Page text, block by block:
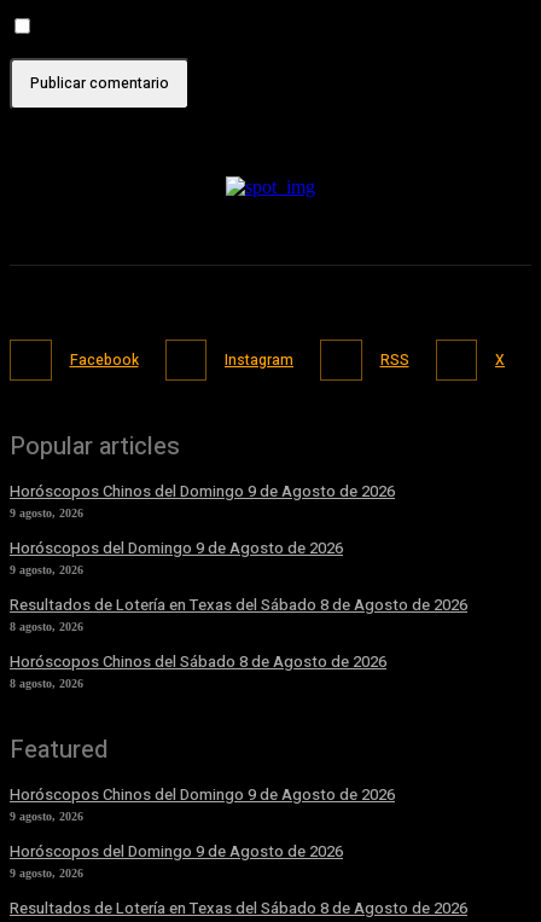
Facebook Instagram RSS X
Popular articles
Horóscopos Chinos del Domingo 9 de Agosto de 2026
9 agosto, 2026
Horóscopos del Domingo 9 de Agosto de 2026
9 agosto, 2026
Resultados de Lotería en Texas del Sábado 8 de Agosto de 2026
8 agosto, 2026
Horóscopos Chinos del Sábado 8 de Agosto de 2026
8 agosto, 2026
Featured
Horóscopos Chinos del Domingo 9 de Agosto de 2026
9 agosto, 2026
Horóscopos del Domingo 9 de Agosto de 2026
9 agosto, 2026
Resultados de Lotería en Texas del Sábado 8 de Agosto de 2026